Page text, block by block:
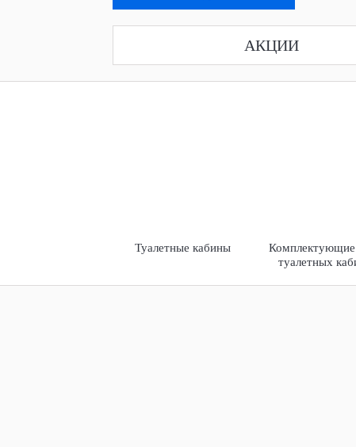
АКЦИИ
Туалетные кабины
Комплектующие
туалетных